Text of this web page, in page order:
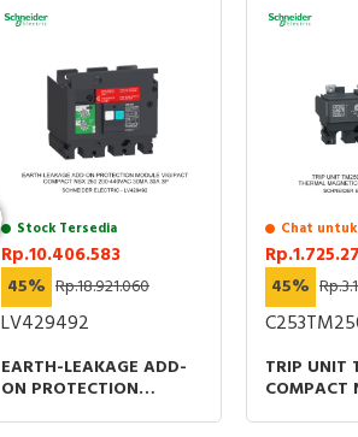
Stock Tersedia
Rp.10.406.583
45% Rp.18.921.060
LV429492
EARTH-LEAKAGE ADD-
ON PROTECTION
Chat
45%
TRIP UNIT
COMPACT